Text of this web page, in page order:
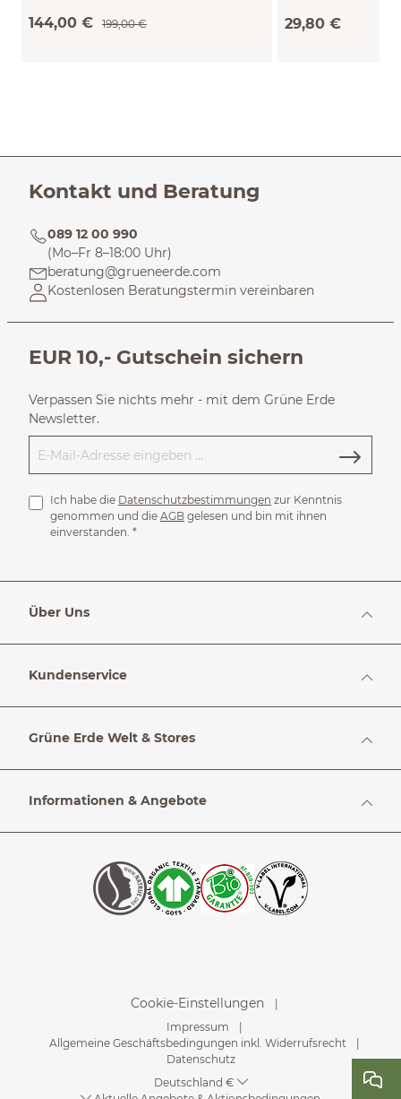
144,00 € 199,00 € 29,80 €
Kontakt und Beratung
089 12 00 990
(Mo–Fr 8–18:00 Uhr)
beratung@grueneerde.com
Kostenlosen Beratungstermin vereinbaren
EUR 10,- Gutschein sichern
Verpassen Sie nichts mehr - mit dem Grüne Erde
Newsletter.
Ich habe die Datenschutzbestimmungen zur Kenntnis
genommen und die AGB gelesen und bin mit ihnen
einverstanden. *
Über Uns
Kundenservice
Grüne Erde Welt & Stores
Informationen & Angebote
Cookie-Einstellungen
Impressum
Allgemeine Geschäftsbedingungen inkl. Widerrufsrecht
Datenschutz
Deutschland €